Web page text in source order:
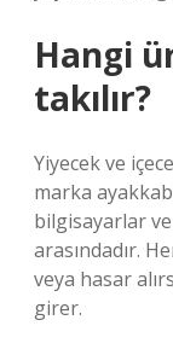
Hangi
takılır?
Yiyecek ve
marka
bilgisayarlar
arasındadır.
veya hasar
girer.